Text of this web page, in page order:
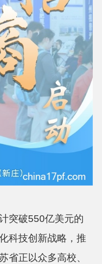
突破550亿美元的
科技创新战略，推
省正以众多高校、